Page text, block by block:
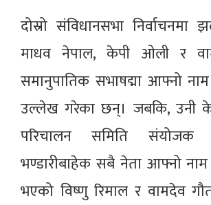
दोस्रो संविधानसभा
माधव नेपाल, केपी ओली र
समानुपातिक सभाषद्मा आफ्नो
उल्लेख गरेका छन्। जबकि, उनी
परिचालन समिति संयोजक
भण्डारीबाहेक सबै नेता आफ्नो
भएको विष्णु रिमाल र वामदेव